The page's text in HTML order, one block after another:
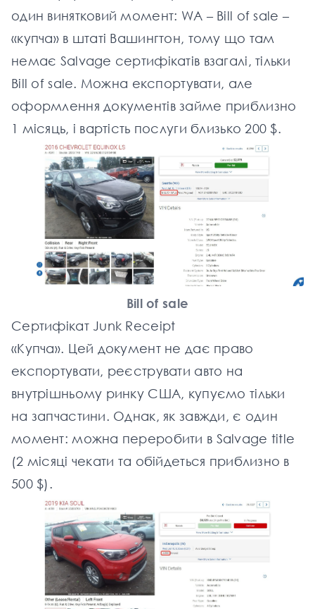
один винятковий момент: WA – Bill of sale –
«купча» в штаті Вашингтон, тому що там
немає Salvage сертифікатів взагалі, тільки
Bill of sale. Можна експортувати, але
оформлення документів займе приблизно
1 місяць, і вартість послуги близько 200 $.
Bill of sale
Сертифікат Junk Receipt
«Купча». Цей документ не дає право
експортувати, реєструвати авто на
внутрішньому ринку США, купуємо тільки
на запчастини. Однак, як завжди, є один
момент: можна переробити в Salvage title
(2 місяці чекати та обійдеться приблизно в
500 $).